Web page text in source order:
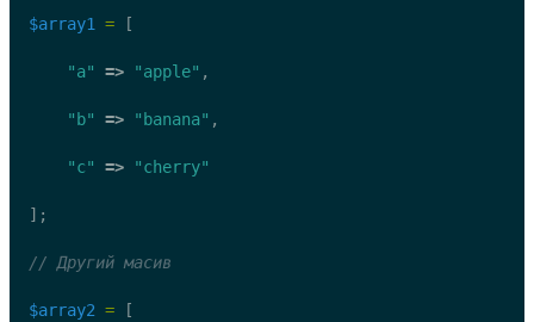
$array1 = [
"a" => "apple" ,
"b" => "banana" ,
"c" => "cherry"
];
// Другий масив
$array2 = [